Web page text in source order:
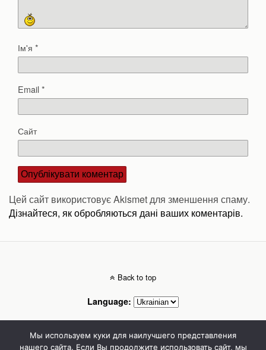
Ім'я *
Email*
Сайт
Цей сайт використовує Akismet для зменшення спаму.
Дізнайтеся, як обробляються дані ваших коментарів.
Back to top
Language:
Mobile Desktop
Мы используем куки для наилучшего представления
нашего сайта. Если Вы продолжите использовать сайт, мы